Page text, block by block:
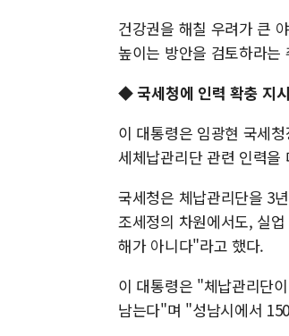
건강권을 해칠 우려가 큰
높이는 방안을 검토하라는
◆ 국세청에 인력 확충 지시
이 대통령은 임광현 국세
세체납관리단 관련 인력을
국세청은 체납관리단을 3
조세정의 차원에서도, 실
해가 아니다"라고 했다.
이 대통령은 "체납관리단
남는다"며 "성남시에서